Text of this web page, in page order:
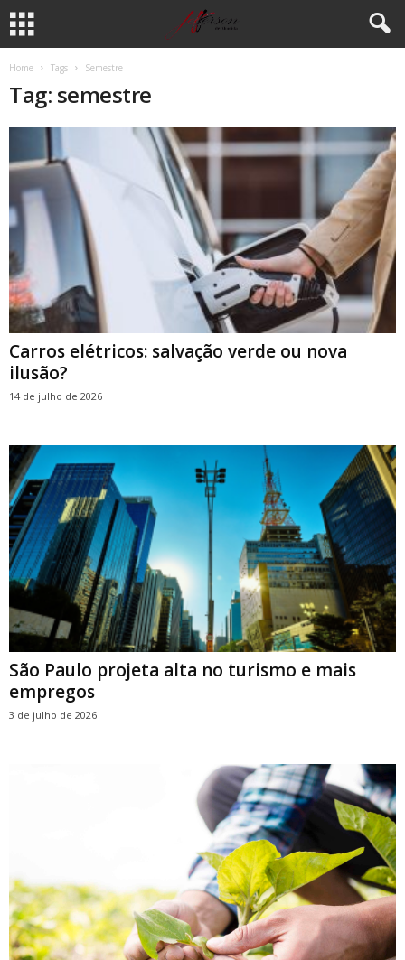
Home Tags Semestre
Tag: semestre
Carros elétricos: salvação verde ou nova
ilusão?
14 de julho de 2026
São Paulo projeta alta no turismo e mais
empregos
3 de julho de 2026